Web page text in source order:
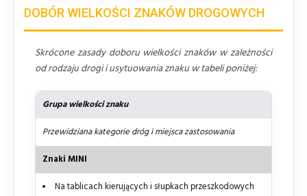
DOBÓR WIELKOŚCI ZNAKÓW DROGOWYCH
Skrócone zasady doboru wielkości znaków w zależności
od rodzaju drogi i usytuowania znaku w tabeli poniżej:
Grupa wielkości znaku
Przewidziana kategorie dróg i miejsca zastosowania
Znaki MINI
Na tablicach kierujących i słupkach przeszkodowych